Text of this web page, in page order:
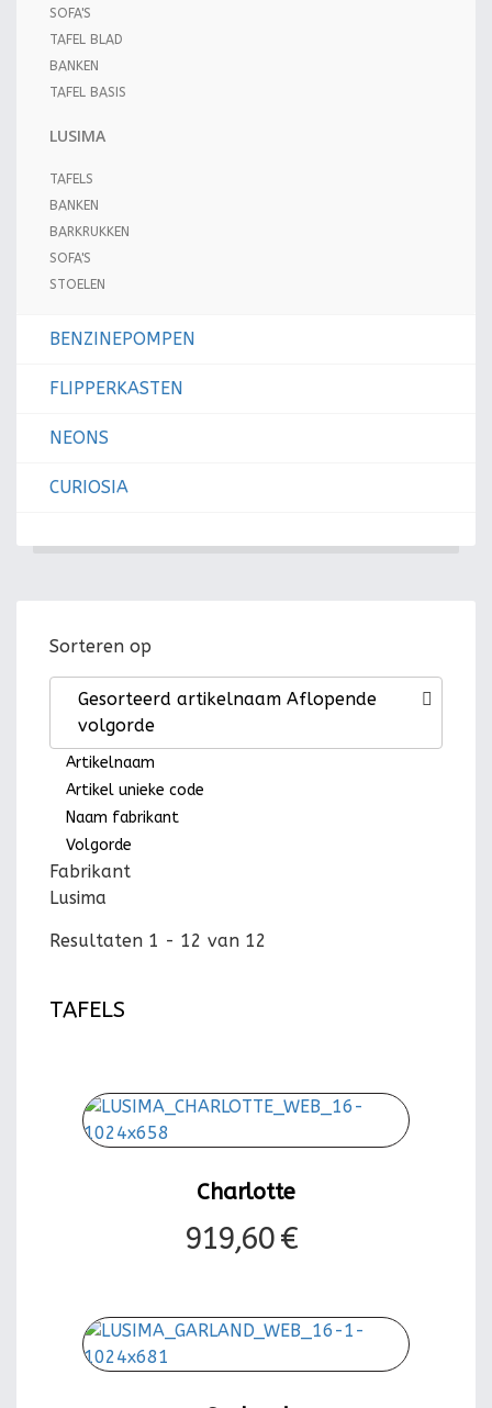
SOFA'S
TAFEL BLAD
BANKEN
TAFEL BASIS
LUSIMA
TAFELS
BANKEN
BARKRUKKEN
SOFA'S
STOELEN
BENZINEPOMPEN
FLIPPERKASTEN
NEONS
CURIOSIA
Sorteren op
Gesorteerd artikelnaam Aflopende
volgorde
Artikelnaam
Artikel unieke code
Naam fabrikant
Volgorde
Fabrikant
Lusima
Resultaten 1 - 12 van 12
TAFELS
Charlotte
919,60 €